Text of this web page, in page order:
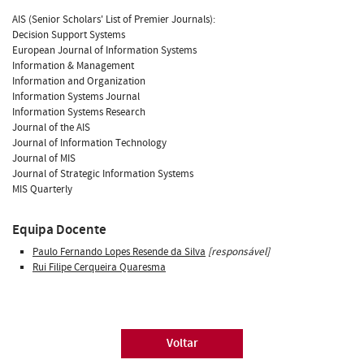
AIS (Senior Scholars' List of Premier Journals):
Decision Support Systems
European Journal of Information Systems
Information & Management
Information and Organization
Information Systems Journal
Information Systems Research
Journal of the AIS
Journal of Information Technology
Journal of MIS
Journal of Strategic Information Systems
MIS Quarterly
Equipa Docente
Paulo Fernando Lopes Resende da Silva [responsável]
Rui Filipe Cerqueira Quaresma
Voltar